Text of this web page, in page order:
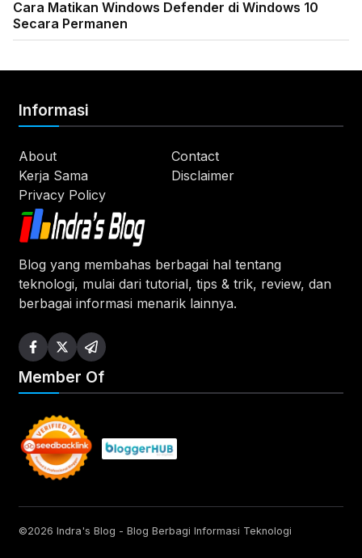
Cara Matikan Windows Defender di Windows 10
Secara Permanen
Blog yang membahas berbagai hal tentang
teknologi, mulai dari tutorial, tips & trik, review, dan
berbagai informasi menarik lainnya.
Informasi
About
Contact
Kerja Sama
Disclaimer
Privacy Policy
Member Of
©2026 Indra's Blog - Blog Berbagi Informasi Teknologi